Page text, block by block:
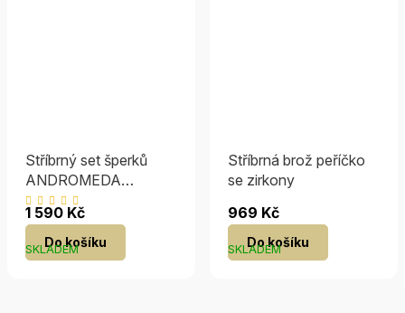
Stříbrný set šperků
ANDROMEDA
náušnice a přívěsek
Průměrné
hodnocení
produktu
je
SKLADEM
1 590 Kč
Do košíku
Stříbrná brož peříčko
se zirkony
SKLADEM
969 Kč
Do košíku